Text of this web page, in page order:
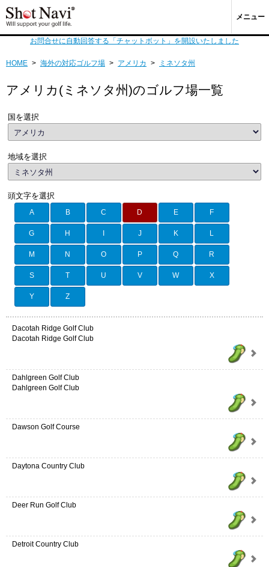
メニュー
お問合せに自動回答する「チャットボット」を開設いたしました
HOME > 海外の対応ゴルフ場 > アメリカ > ミネソタ州
アメリカ(ミネソタ州)のゴルフ場一覧
国を選択
地域を選択
頭文字を選択
A B C D E F
G H J K
M N O P Q R
S T U V W X
Y Z
Dacotah Ridge Golf Club
Dacotah Ridge Golf Club
Dahlgreen Golf Club
Dahlgreen Golf Club
Dawson Golf Course
Daytona Country Club
Deer Run Golf Club
Detroit Country Club